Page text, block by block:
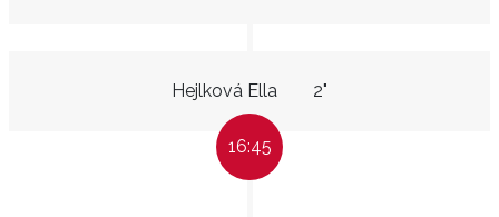
Hejlková Ella 2"
16:45